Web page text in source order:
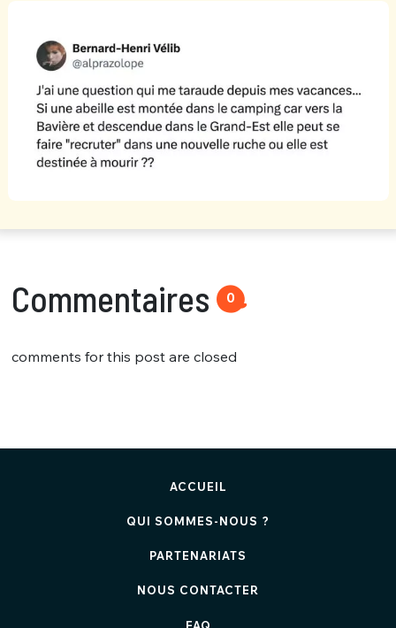
Commentaires 0
comments for this post are closed
ACCUEIL
QUI SOMMES-NOUS ?
PARTENARIATS
NOUS CONTACTER